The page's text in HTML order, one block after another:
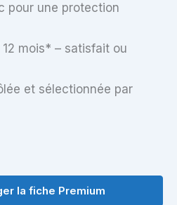
pour une protection
mois* – satisfait ou
et sélectionnée par
la fiche Premium